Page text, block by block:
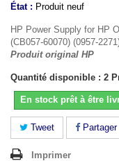
État : Produit neuf
HP Power Supply for HP
(CB057-60070) (0957-
Produit original HP
Quantité disponible : 2
En stock prêt à être
Tweet Partager
Imprimer